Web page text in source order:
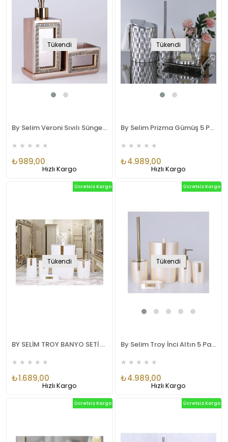
Tükendi
By Selim Veroni Sıvılı Süngerlik Vizon Altın Polyester
★ ★ ★ ★ ★
₺989,00
Hızlı Kargo
Tükendi
By Selim Prizma Gümüş 5 Parça Polyester Banyo Seti SBNY122GMS15RS
★ ★ ★ ★ ★
₺4.989,00
Hızlı Kargo
Tükendi
BY SELİM TROY BANYO SETİ BEYAZ-ALTIN
★ ★ ★ ★ ★
₺1.689,00
Ücretsiz Kargo
Hızlı Kargo
Tükendi
By Selim Troy İnci Altın 5 Parça Polyester Banyo Seti
★ ★ ★ ★ ★
₺4.989,00
Ücretsiz Kargo
Hızlı Kargo
Ücretsiz Kargo Ücretsiz Kargo